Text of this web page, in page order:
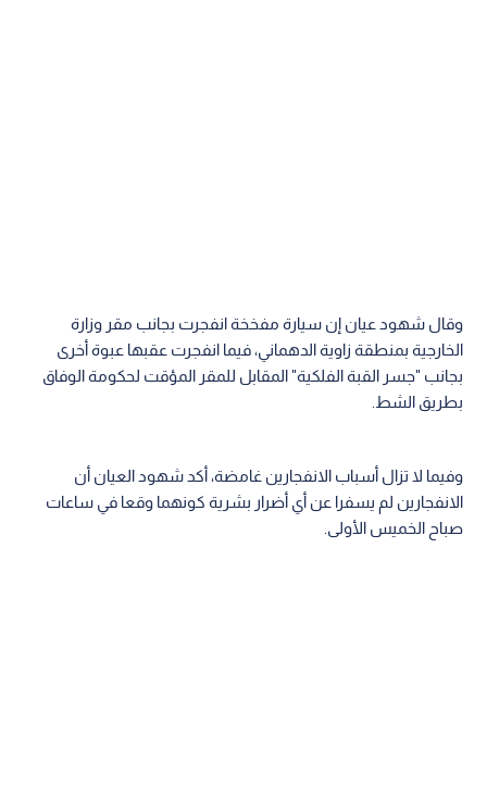
وقال شهود عيان إن سيارة مفخخة انفجرت بجانب مقر وزارة
الخارجية بمنطقة زاوية الدهماني، فيما انفجرت عقبها عبوة أخرى
بجانب "جسر القبة الفلكية" المقابل للمقر المؤقت لحكومة الوفاق
بطريق الشط.
وفيما لا تزال أسباب الانفجارين غامضة، أكد شهود العيان أن
الانفجارين لم يسفرا عن أي أضرار بشرية كونهما وقعا في ساعات
صباح الخميس الأولى.